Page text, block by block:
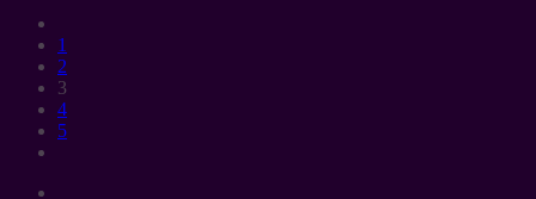
1
2
3
4
5